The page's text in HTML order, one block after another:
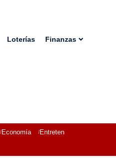
Loterías Finanzas
Economía Entretenimiento